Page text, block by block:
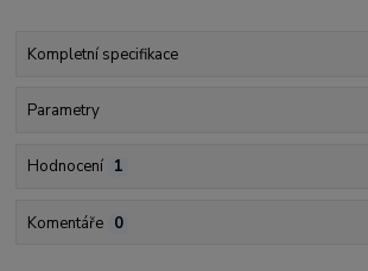
Kompletní specifikace
Parametry
Hodnocení 1
Komentáře 0